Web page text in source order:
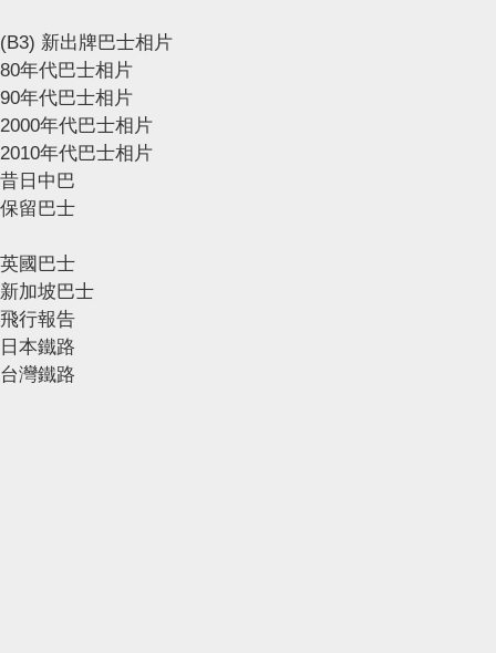
(B3) 新出牌巴士相片
80年代巴士相片
90年代巴士相片
2000年代巴士相片
2010年代巴士相片
昔日中巴
保留巴士
英國巴士
新加坡巴士
飛行報告
日本鐵路
台灣鐵路